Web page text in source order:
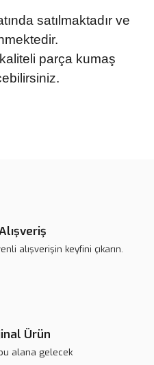
satılmaktadır ve
parça kumaş
alışverişin keyfini çıkarın.
Ürün
alana gelecek